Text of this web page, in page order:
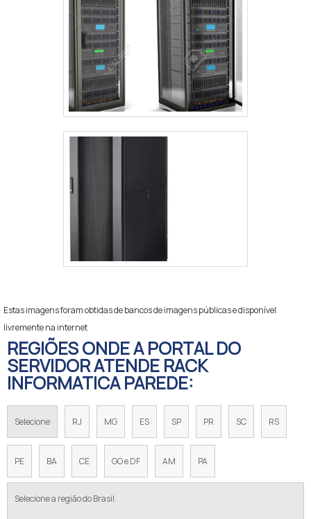
Estas imagens foram obtidas de bancos de imagens públicas e disponível
livremente na internet
REGIÕES ONDE A PORTAL DO
SERVIDOR ATENDE RACK
INFORMATICA PAREDE:
Selecione RJ MG ES SP PR SC RS
PE BA CE GO e DF AM PA
Selecione a região do Brasil.